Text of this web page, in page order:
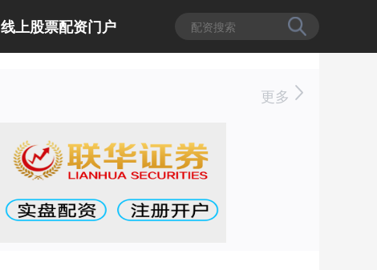
线上股票配资门户
更多